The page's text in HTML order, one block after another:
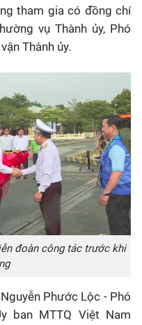
tham gia có đồng chí
vụ Thành ủy, Phó
Thành ủy.
đoàn công tác trước khi
Phước Lộc - Phó
ban MTTQ Việt Nam